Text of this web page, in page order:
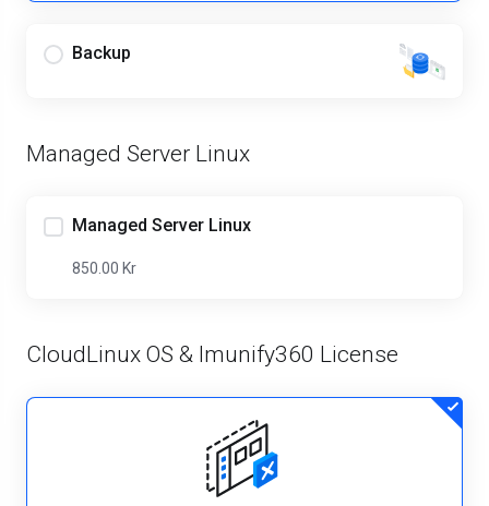
Backup
Managed Server Linux
Managed Server Linux
850.00 Kr
CloudLinux OS & Imunify360 License